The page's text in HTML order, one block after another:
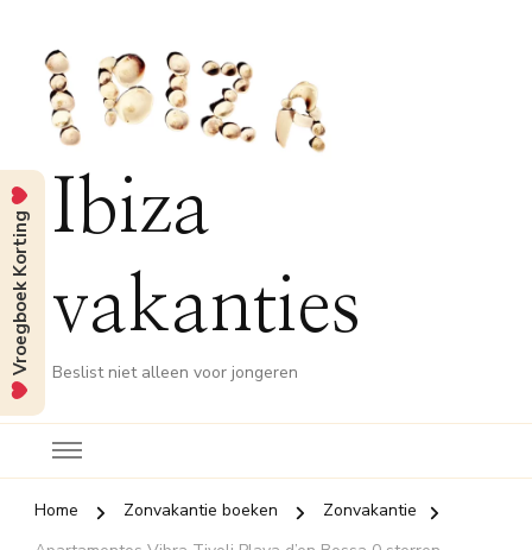
Ibiza
vakanties
Beslist niet alleen voor jongeren
Home Zonvakantie boeken
Zonvakantie
Vroegboek Korting